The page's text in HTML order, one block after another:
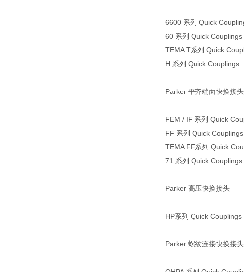
6600 系列 Quick
60 系列 Quick Couplings
TEMA T系列 Quick
H 系列 Quick Couplings
Parker 平齐端面快换接头
FEM / IF 系列 Quick
FF 系列 Quick Couplings
TEMA FF系列 Quick
71 系列 Quick Couplings
Parker 高压快换接头
HP系列 Quick Couplings
Parker 螺纹连接快换接头